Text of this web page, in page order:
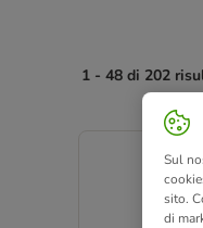
1 - 48 di 202
product items
Sul
sito.
di